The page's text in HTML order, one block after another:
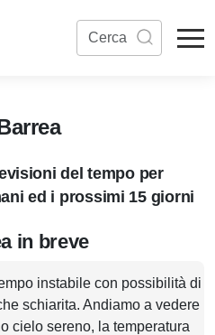
del tempo per
ed i prossimi 15 giorni
in breve
instabile con possibilità di
schiarita. Andiamo a vedere
cielo sereno, la temperatura